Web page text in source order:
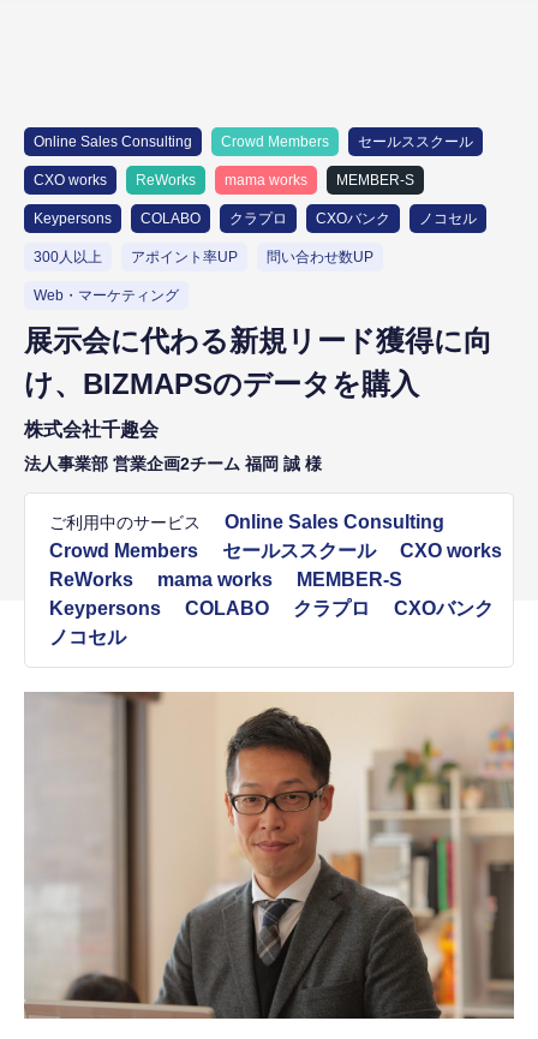
Online Sales Consulting Crowd Members セールススクール
CXO works ReWorks mama works MEMBER-S
Keypersons COLABO クラプロ CXOバンク ノコセル
300人以上 アポイント率UP 問い合わせ数UP
Web・マーケティング
展示会に代わる新規リード獲得に向
け、BIZMAPSのデータを購入
株式会社千趣会
法人事業部 営業企画2チーム 福岡 誠 様
ご利用中のサービス
Online Sales Consulting
Crowd Members
セールススクール
CXO works
ReWorks
mama works
MEMBER-S
Keypersons
COLABO クラプロ
CXOバンク
ノコセル